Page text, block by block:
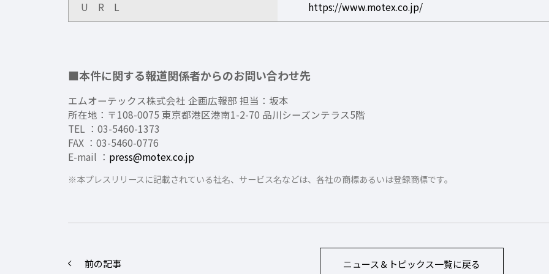
U R L https://www.motex.co.jp/
■本件に関する報道関係者からのお問い合わせ先
エムオーテックス株式会社 企画広報部 担当：坂本
所在地：〒108-0075 東京都港区港南1-2-70 品川シーズンテラス5階
TEL ：03-5460-1373
FAX ：03-5460-0776
E-mail ： press@motex.co.jp
※本プレスリリースに記載されている社名、サービス名などは、各社の商標あるいは登録商標です。
前の記事 ニュース＆トピックス一覧に戻る